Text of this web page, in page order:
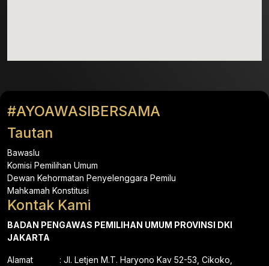
#AYOAWASIBERSAMA
Tautan
Bawaslu
Komisi Pemilihan Umum
Dewan Kehormatan Penyelenggara Pemilu
Mahkamah Konstitusi
Kontak Kami
BADAN PENGAWAS PEMILIHAN UMUM PROVINSI DKI
JAKARTA
Alamat : Jl. Letjen M.T. Haryono Kav 52-53, Cikoko,